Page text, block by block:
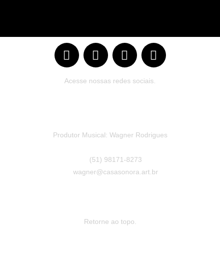
Acesse nossas redes sociais.
Produtor Musical: Wagner Rodrigues
(51) 98171-8273
wagner@casasonora.art.br
Retorne ao topo.